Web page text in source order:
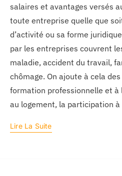
salaires et avantages versés
toute entreprise quelle que
d’activité ou sa forme
par les entreprises couvrent
maladie, accident du travail,
chômage. On ajoute à cela
formation professionnelle et à
au logement, la participation
Lire La Suite